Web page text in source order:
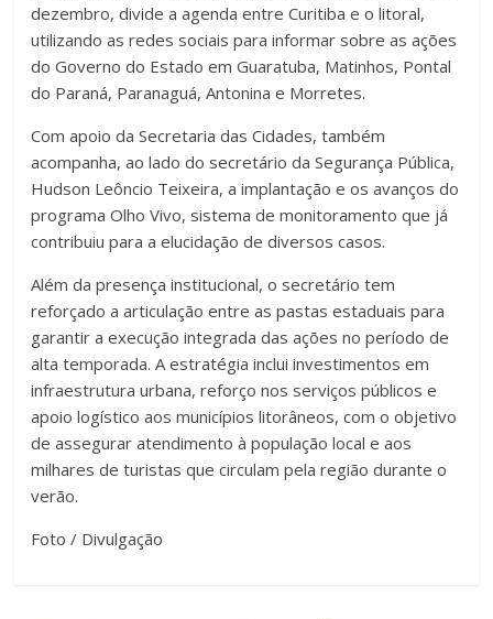
dezembro, divide a agenda entre Curitiba e o litoral,
utilizando as redes sociais para informar sobre as ações
do Governo do Estado em Guaratuba, Matinhos, Pontal
do Paraná, Paranaguá, Antonina e Morretes.
Com apoio da Secretaria das Cidades, também
acompanha, ao lado do secretário da Segurança Pública,
Hudson Leôncio Teixeira, a implantação e os avanços do
programa Olho Vivo, sistema de monitoramento que já
contribuiu para a elucidação de diversos casos.
Além da presença institucional, o secretário tem
reforçado a articulação entre as pastas estaduais para
garantir a execução integrada das ações no período de
alta temporada. A estratégia inclui investimentos em
infraestrutura urbana, reforço nos serviços públicos e
apoio logístico aos municípios litorâneos, com o objetivo
de assegurar atendimento à população local e aos
milhares de turistas que circulam pela região durante o
verão.
Foto / Divulgação